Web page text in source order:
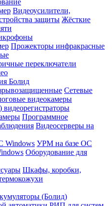
Видеоусилители,
защиты Жёсткие
Прожекторы инфракрасные
переключатели
Болид
Сетевые
видеокамеры
Программное
Видеосерверы на
Windows УРМ на базе ОС
Оборудование для
Шкафы, коробки,
(Болид)